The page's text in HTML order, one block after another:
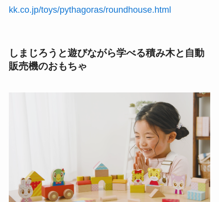
kk.co.jp/toys/pythagoras/roundhouse.html
しまじろうと遊びながら学べる積み木と自動
販売機のおもちゃ